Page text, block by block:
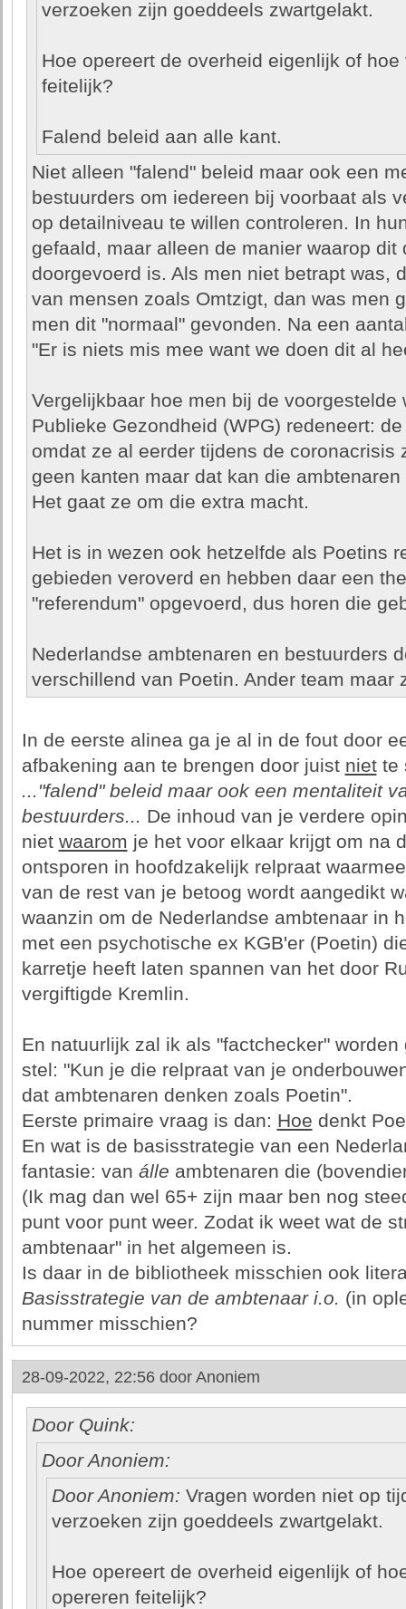
verzoeken zijn goeddeels zwartgelakt.
Hoe opereert de overheid eigenlijk of
feitelijk?
Falend beleid aan alle kant.
Niet alleen "falend" beleid maar ook een
bestuurders om iedereen bij voorbaat als
op detailniveau te willen controleren. In
gefaald, maar alleen de manier waarop dit
doorgevoerd is. Als men niet betrapt was,
van mensen zoals Omtzigt, dan was men
men dit "normaal" gevonden. Na een
"Er is niets mis mee want we doen dit al
Vergelijkbaar hoe men bij de voorgestelde
Publieke Gezondheid (WPG) redeneert:
omdat ze al eerder tijdens de coronacrisis
geen kanten maar dat kan die
Het gaat ze om die extra macht.
Het is in wezen ook hetzelfde als Poetins
gebieden veroverd en hebben daar een
"referendum" opgevoerd, dus horen die
Nederlandse ambtenaren en bestuurders
verschillend van Poetin. Ander team maar
In de eerste alinea ga je al in de fout door
afbakening aan te brengen door juist niette
..."falend" beleid maar ook een mentaliteit
bestuurders... De inhoud van je verdere
niet waarom je het voor elkaar krijgt om na
ontsporen in hoofdzakelijk relpraat
van de rest van je betoog wordt aangedikt
waanzin om de Nederlandse ambtenaar in
met een psychotische ex KGB'er (Poetin)
karretje heeft laten spannen van het door
vergiftigde Kremlin.
En natuurlijk zal ik als "factchecker"
stel: "Kun je die relpraat van je
dat ambtenaren denken zoals Poetin".
Eerste primaire vraag is dan: Hoe denkt
En wat is de basisstrategie van een
fantasie: van álle ambtenaren die
(Ik mag dan wel 65+ zijn maar ben nog
punt voor punt weer. Zodat ik weet wat de
ambtenaar" in het algemeen is.
Is daar in de bibliotheek misschien ook
Basisstrategie van de ambtenaar i.o. (in
nummer misschien?
28-09-2022, 22:56 door Anoniem
Door Quink:
Door Anoniem:
Door Anoniem: Vragen worden niet op
verzoeken zijn goeddeels zwartgelakt.
Hoe opereert de overheid eigenlijk of
opereren feitelijk?